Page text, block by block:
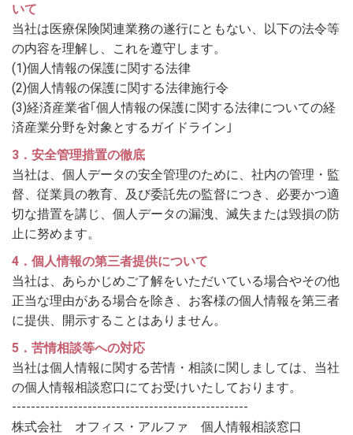
いて
当社は医療保険関連業務の遂行にともない、以下の法令等
の内容を理解し、これを遵守します。
(1)個人情報の保護に関する法律
(2)個人情報の保護に関する法律施行令
(3)経済産業省｢個人情報の保護に関する法律についての経
済産業分野を対象とするガイドライン｣
3．安全管理措置の徹底
当社は、個人データの安全管理のために、社内の管理・監
督、従業員の教育、及び委託先の監督につき、必要かつ適
切な措置を講じ、個人データの漏洩、滅失または毀損の防
止に努めます。
4．個人情報の第三者提供について
当社は、あらかじめご了解をいただいている場合やその他
正当な理由がある場合を除き、お客様の個人情報を第三者
に提供、開示することはありません。
5．苦情相談等への対応
当社は個人情報に関する苦情・相談に関しましては、当社
の個人情報相談窓口にてお受けいたしております。
--------------------------------------------------
株式会社 オフィス・アルファ 個人情報相談窓口